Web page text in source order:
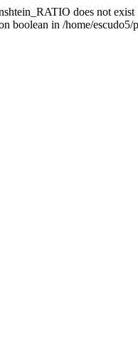
does not exist
boolean in /home/